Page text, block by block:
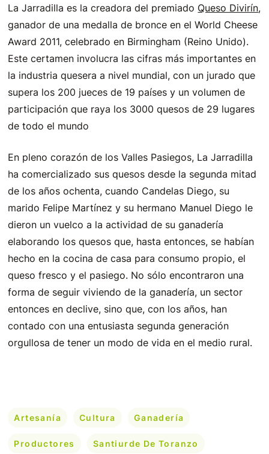
La Jarradilla es la creadora del premiado Queso Divirín,
ganador de una medalla de bronce en el World Cheese
Award 2011, celebrado en Birmingham (Reino Unido).
Este certamen involucra las cifras más importantes en
la industria quesera a nivel mundial, con un jurado que
supera los 200 jueces de 19 países y un volumen de
participación que raya los 3000 quesos de 29 lugares
de todo el mundo
En pleno corazón de los Valles Pasiegos, La Jarradilla
ha comercializado sus quesos desde la segunda mitad
de los años ochenta, cuando Candelas Diego, su
marido Felipe Martínez y su hermano Manuel Diego le
dieron un vuelco a la actividad de su ganadería
elaborando los quesos que, hasta entonces, se habían
hecho en la cocina de casa para consumo propio, el
queso fresco y el pasiego. No sólo encontraron una
forma de seguir viviendo de la ganadería, un sector
entonces en declive, sino que, con los años, han
contado con una entusiasta segunda generación
orgullosa de tener un modo de vida en el medio rural.
Artesanía Cultura Ganadería
Productores Santiurde De Toranzo